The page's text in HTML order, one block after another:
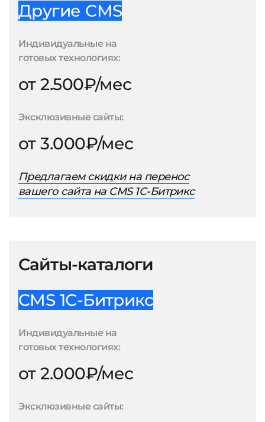
Другие CMS
Индивидуальные на
готовых технологиях:
от 2.500₽/мес
Эксклюзивные сайты:
от 3.000₽/мес
Предлагаем скидки на перенос
вашего сайта на CMS 1С-Битрикс
Сайты-каталоги
CMS 1С-Битрикс
Индивидуальные на
готовых технологиях:
от 2.000₽/мес
Эксклюзивные сайты: